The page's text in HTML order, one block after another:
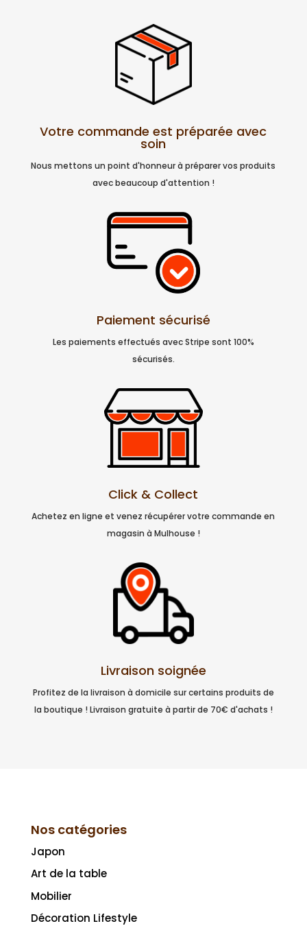
Votre commande est préparée avec
soin
Nous mettons un point d'honneur à préparer vos produits
avec beaucoup d'attention !
Paiement sécurisé
Les paiements effectués avec Stripe sont 100%
sécurisés.
Click & Collect
Achetez en ligne et venez récupérer votre commande en
magasin à Mulhouse !
Livraison soignée
Profitez de la livraison à domicile sur certains produits de
la boutique ! Livraison gratuite à partir de 70€ d'achats !
Nos catégories
Japon
Art de la table
Mobilier
Décoration Lifestyle